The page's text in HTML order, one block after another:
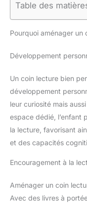
Table des
Pourquoi aménager
Développement
Un coin lecture bien
développement
leur curiosité mais
espace dédié, l’enfant
la lecture, favorisant
et des capacités
Encouragement à la
Aménager un coin
Avec des livres à